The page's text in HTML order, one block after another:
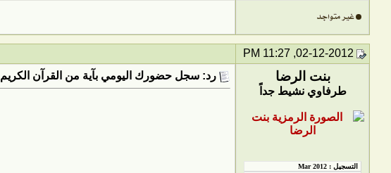
بنت الرضا
طرفاوي نشيط جداً
رد: سجل حضورك اليومي بآية من القرآن الكريم